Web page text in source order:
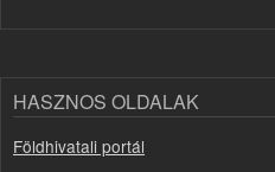
HASZNOS OLDALAK
Földhivatali portál